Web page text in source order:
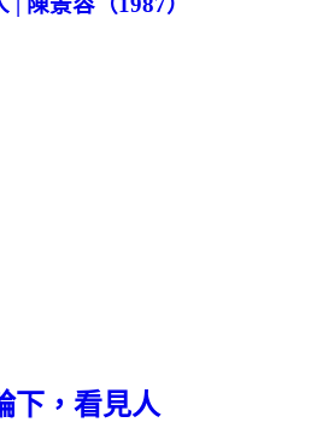
下，看見人